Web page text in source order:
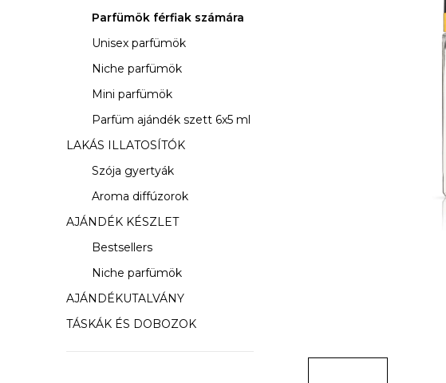
n
Parfümök férfiak számára
Unisex parfümök
Niche parfümök
Mini parfümök
Parfüm ajándék szett 6x5 ml
LAKÁS ILLATOSÍTÓK
Szója gyertyák
Aroma diffúzorok
AJÁNDÉK KÉSZLET
Bestsellers
Niche parfümök
AJÁNDÉKUTALVÁNY
TÁSKÁK ÉS DOBOZOK